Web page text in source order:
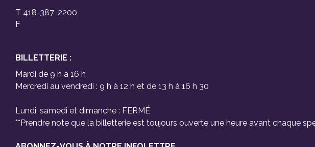
T 418-387-2200
F
BILLETTERIE :
Mardi de 9 h à 16 h
Mercredi au vendredi : 9 h à 12 h et de 13 h à 16 h 30
Lundi, samedi et dimanche : FERMÉ
**Prendre note que la billetterie est toujours ouverte une heure avant chaque